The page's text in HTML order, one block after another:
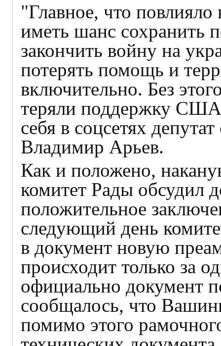
"Главное, что
иметь шанс
закончить войну на
потерять помощь и
включительно. Без
теряли поддержку
себя в соцсетях
Владимир Арьев.
Как и положено,
комитет Рады обсудил
положительное
следующий день
в документ новую
происходит только за
официально документ
сообщалось, что
помимо этого